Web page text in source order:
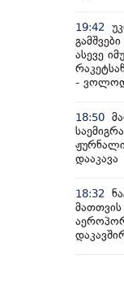
19:42
ასევე
-
18:50
დააკავა
18:32